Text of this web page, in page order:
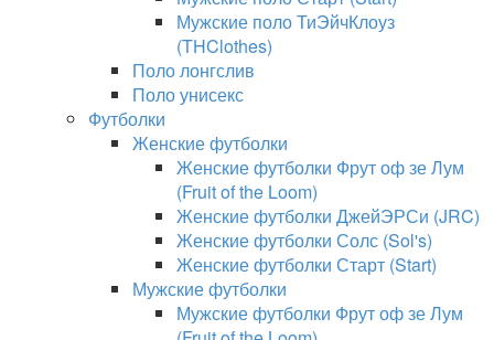
Мужские поло ТиЭйчКлоуз
(THClothes)
Поло лонгслив
Поло унисекс
Футболки
Женские футболки
Женские футболки Фрут оф зе Лум
(Fruit of the Loom)
Женские футболки ДжейЭРСи (JRC)
Женские футболки Солс (Sol's)
Женские футболки Старт (Start)
Мужские футболки
Мужские футболки Фрут оф зе Лум